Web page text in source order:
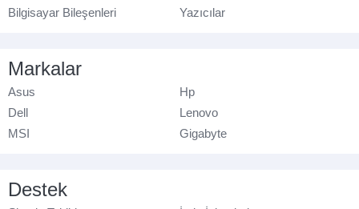
Bilgisayar Bileşenleri
Yazıcılar
Markalar
Asus
Hp
Dell
Lenovo
MSI
Gigabyte
Destek